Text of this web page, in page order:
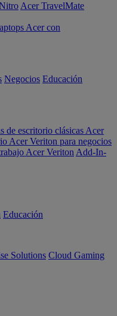
Acer TravelMate
Acer con
Negocios Educación
de escritorio clásicas Acer
Acer Veriton para negocios
Acer Veriton Add-In-
Educación
Solutions Cloud Gaming